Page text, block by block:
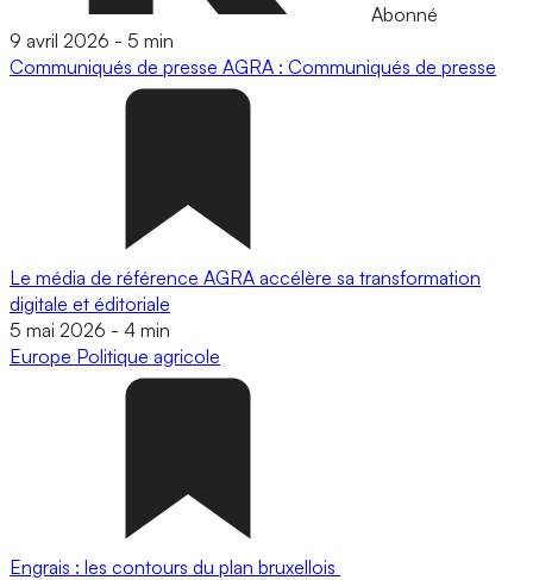
Abonné
9 avril 2026 - 5 min
Communiqués de presse AGRA : Communiqués de presse
Le média de référence AGRA accélère sa transformation
digitale et éditoriale
5 mai 2026 - 4 min
Europe Politique agricole
Engrais : les contours du plan bruxellois